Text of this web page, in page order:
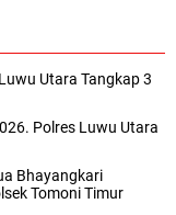
Utara Tangkap 3
Polres Luwu Utara
Bhayangkari
Tomoni Timur